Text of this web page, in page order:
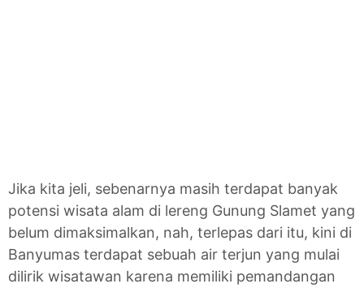
Jika kita jeli, sebenarnya masih terdapat banyak
potensi wisata alam di lereng Gunung Slamet yang
belum dimaksimalkan, nah, terlepas dari itu, kini di
Banyumas terdapat sebuah air terjun yang mulai
dilirik wisatawan karena memiliki pemandangan